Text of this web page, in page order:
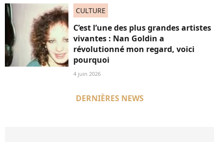
CULTURE
C’est l’une des plus grandes artistes
vivantes : Nan Goldin a
révolutionné mon regard, voici
pourquoi
4 juin 2026
DERNIÈRES NEWS